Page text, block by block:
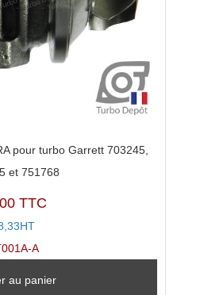
pour turbo Garrett 703245,
et 751768
TTC
A
au panier